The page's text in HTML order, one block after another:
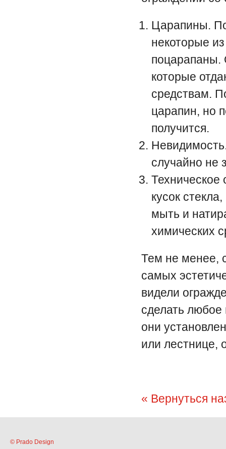
Царапины.
некоторые
поцарапаны.
которые
средствам.
царапин, но
получится.
случайно не
Техническое
кусок
мыть и
химических
Тем не менее,
самых
видели
сделать
они
или лестнице,
« Вернуться
© Prado Design